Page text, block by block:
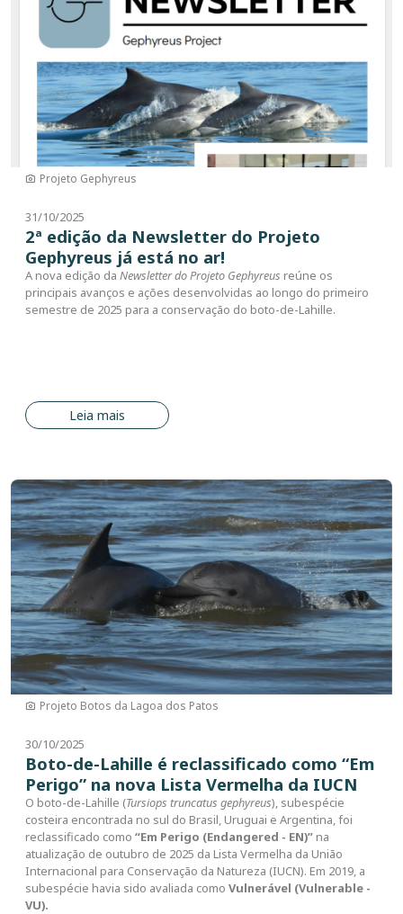
Projeto Gephyreus
31/10/2025
2ª edição da Newsletter do Projeto
Gephyreus já está no ar!
A nova edição da Newsletter do Projeto Gephyreus reúne os
principais avanços e ações desenvolvidas ao longo do primeiro
semestre de 2025 para a conservação do boto-de-Lahille.
Leia mais
Imagem
Projeto Botos da Lagoa dos Patos
30/10/2025
Boto-de-Lahille é reclassificado como “Em
Perigo” na nova Lista Vermelha da IUCN
O boto-de-Lahille (Tursiops truncatus gephyreus), subespécie
costeira encontrada no sul do Brasil, Uruguai e Argentina, foi
reclassificado como “Em Perigo (Endangered - EN)” na
atualização de outubro de 2025 da Lista Vermelha da União
Internacional para Conservação da Natureza (IUCN). Em 2019, a
subespécie havia sido avaliada como Vulnerável (Vulnerable -
VU).